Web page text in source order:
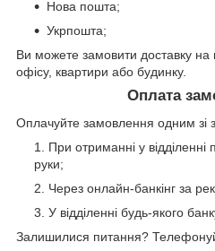
Нова пошта;
Укрпошта;
Ви можете замовити доставку на
офісу, квартири або будинку.
Оплата
Оплачуйте замовлення одним зі
При отриманні у відділенні
руки;
Через онлайн-банкінг за
У відділенні будь-якого
Залишилися питання?